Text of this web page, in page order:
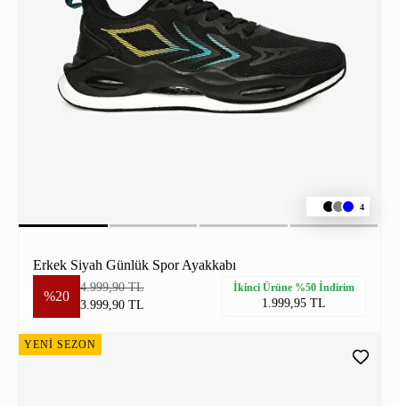
4
Erkek Siyah Günlük Spor Ayakkabı
%20
4.999,90 TL
3.999,90 TL
İkinci Ürüne %50 İndirim
1.999,95 TL
YENİ SEZON